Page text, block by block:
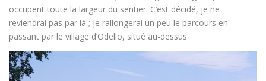
occupent toute la largeur du sentier. C’est décidé, je ne
reviendrai pas par là ; je rallongerai un peu le parcours en
passant par le village d’Odello, situé au-dessus.